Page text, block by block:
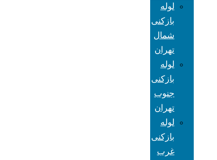
لوله
بازکنی
شمال
تهران
لوله
بازکنی
جنوب
تهران
لوله
بازکنی
غرب